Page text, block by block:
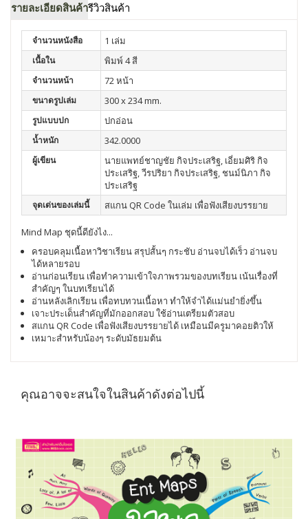
รายละเอียดสินค้ารีวิวสินค้า
จำนวนหนังสือ 1 เล่ม
เนื้อใน พิมพ์ 4 สี
จำนวนหน้า 72 หน้า
ขนาดรูปเล่ม 300 x 234 mm.
รูปแบบปก ปกอ่อน
น้ำหนัก 342.0000
ผู้เขียน
นายแพทย์ชาญชัย กิจประเสริฐ, เอี่ยมศิริ กิจ
ประเสริฐ, วีรปริยา กิจประเสริฐ, ชนม์นิภา กิจ
ประเสริฐ
จุดเด่นของเล่มนี้ สแกน QR Code ในเล่ม เพื่อฟังเสียงบรรยาย
Mind Map ชุดนี้ดียังไง​...
ครอบคลุมเนื้อหาวิชาเรียน สรุปสั้นๆ กระชับ อ่านจบได้เร็ว อ่านจบ
ได้หลายรอบ
อ่านก่อนเรียน เพื่อทำความเข้าใจภาพรวมของบทเรียน เน้นเรื่องที่
สำคัญๆ ในบทเรียนได้
อ่านหลังเลิกเรียน เพื่อทบทวนเนื้อหา ทำให้จำได้เเม่นยำยิ่งขึ้น
เจาะประเด็นสำคัญที่มักออกสอบ ใช้อ่านเตรียมตัวสอบ
สแกน QR Code เพื่อฟังเสียงบรรยายได้ เหมือนมีครูมาคอยติวให้
เหมาะสำหรับน้องๆ ระดับมัธยมต้น
คุณอาจจะสนใจในสินค้าดังต่อไปนี้